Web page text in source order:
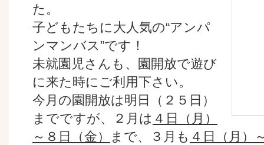
た。
子どもたちに大人気の“アンパ
ンマンバス”です！
未就園児さんも、園開放で遊び
に来た時にご利用下さい。
今月の園開放は明日（２５日）
までですが、２月は ４日（月）
～８日（金）
まで、３月も ４日（月）